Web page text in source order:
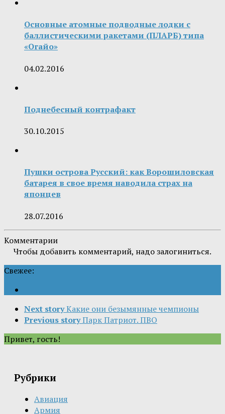
Основные атомные подводные лодки с
баллистическими ракетами (ПЛАРБ) типа
«Огайо»
04.02.2016
Поднебесный контрафакт
30.10.2015
Пушки острова Русский: как Ворошиловская
батарея в свое время наводила страх на
японцев
28.07.2016
Комментарии
Чтобы добавить комментарий, надо залогиниться.
Свежее:
Next storyКакие они безымянные чемпионы
Previous storyПарк Патриот. ПВО
Привет, гость!
Рубрики
Авиация
Армия